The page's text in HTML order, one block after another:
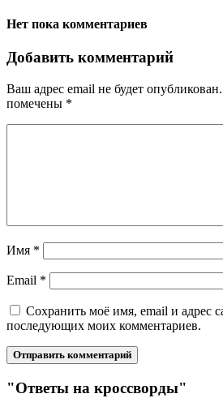
Нет пока комментариев
Добавить комментарий
Ваш адрес email не будет опубликован.
помечены *
Имя *
Email *
Сохранить моё имя, email и адрес
последующих моих комментариев.
"Ответы на кроссворды"